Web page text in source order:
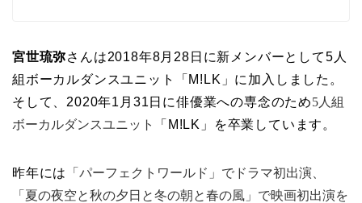
宮世琉弥さんは2018年8月28日に新メンバーとして5人
組ボーカルダンスユニット「M!LK」に加入しました。
そして、2020年1月31日に俳優業への専念のため5人組
ボーカルダンスユニット
「M!LK」を卒業しています。
昨年には
「パーフェクトワールド」でドラマ初出演、
「夏の夜空と秋の夕日と冬の朝と春の風」で映画初出演を